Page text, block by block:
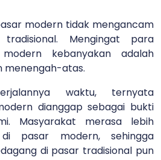
modern tidak mengancam
Mengingat para
kebanyakan adalah
menengah-atas.
waktu, ternyata
dianggap sebagai bukti
Masyarakat merasa lebih
pasar modern, sehingga
di pasar tradisional pun